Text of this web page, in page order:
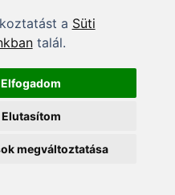
a Süti
talál.
Elfogadom
Elutasítom
megváltoztatása
jog fenntartva